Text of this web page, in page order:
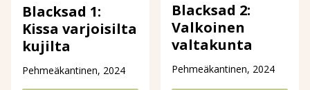
Blacksad 1:
Kissa varjoisilta
kujilta
Pehmeäkantinen, 2024
Blacksad 2:
Valkoinen
valtakunta
Pehmeäkantinen, 2024